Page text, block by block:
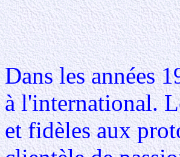
Dans les années
à l'international.
et fidèles aux